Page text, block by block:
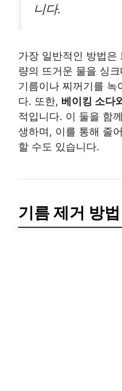
니다.
가장 일반적인 방법은
량의 뜨거운 물을 싱
기름이나 찌꺼기를 녹
다. 또한, 베이킹 소다
적입니다. 이 둘을 함
생하며, 이를 통해 줄
할 수도 있습니다.
기름 제거 방법